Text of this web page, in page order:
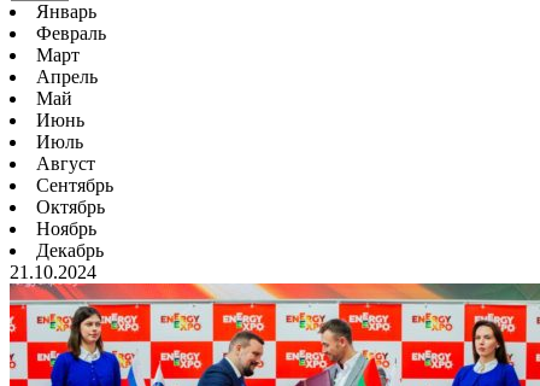
Январь
Февраль
Март
Апрель
Май
Июнь
Июль
Август
Сентябрь
Октябрь
Ноябрь
Декабрь
21.10.2024